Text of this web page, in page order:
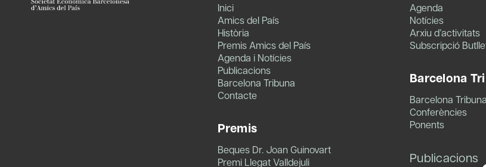
Inici
Amics del País
Història
Premis Amics del País
Agenda i Notícies
Publicacions
Barcelona Tribuna
Contacte
Premis
Beques Dr. Joan Guinovart
Premi Llegat Valldejuli
Agenda
Notícies
Arxiu d’activitats
Subscripció
Barcelona
Barcelona Tribuna
Conferències
Ponents
Publicacions